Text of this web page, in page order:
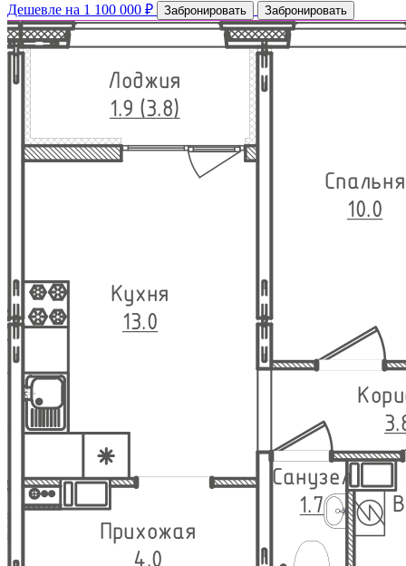
Дешевле на 1 100 000 ₽
Забронировать Забронировать